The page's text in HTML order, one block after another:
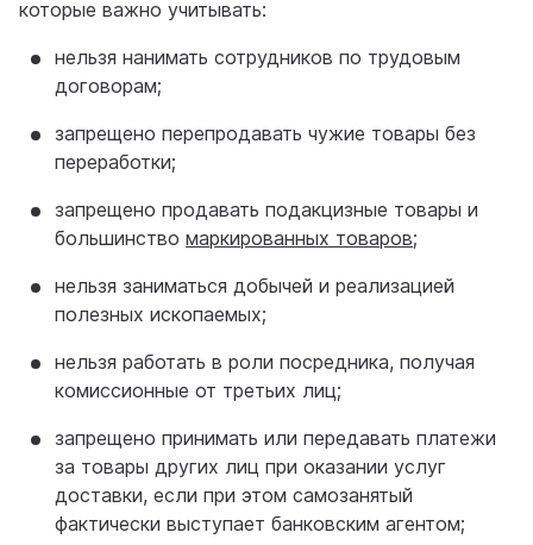
которые важно учитывать:
нельзя нанимать сотрудников по трудовым
договорам;
запрещено перепродавать чужие товары без
переработки;
запрещено продавать подакцизные товары и
большинство маркированных товаров;
нельзя заниматься добычей и реализацией
полезных ископаемых;
нельзя работать в роли посредника, получая
комиссионные от третьих лиц;
запрещено принимать или передавать платежи
за товары других лиц при оказании услуг
доставки, если при этом самозанятый
фактически выступает банковским агентом;